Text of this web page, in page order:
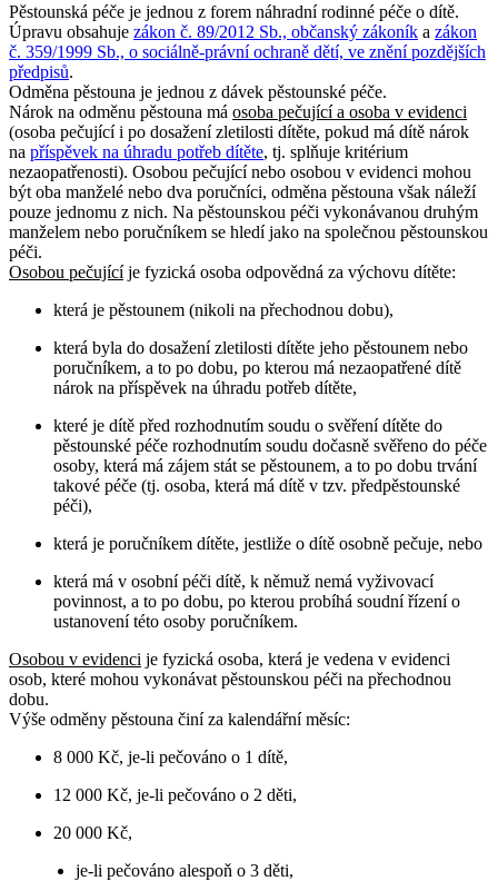
Pěstounská péče je jednou z forem náhradní rodinné péče o dítě.
Úpravu obsahuje zákon č. 89/2012 Sb., občanský zákoník a zákon
č. 359/1999 Sb., o sociálně-právní ochraně dětí, ve znění pozdějších
předpisů.
Odměna pěstouna je jednou z dávek pěstounské péče.
Nárok na odměnu pěstouna má osoba pečující a osoba v evidenci
(osoba pečující i po dosažení zletilosti dítěte, pokud má dítě nárok
na příspěvek na úhradu potřeb dítěte, tj. splňuje kritérium
nezaopatřenosti). Osobou pečující nebo osobou v evidenci mohou
být oba manželé nebo dva poručníci, odměna pěstouna však náleží
pouze jednomu z nich. Na pěstounskou péči vykonávanou druhým
manželem nebo poručníkem se hledí jako na společnou pěstounskou
péči.
Osobou pečujícíje fyzická osoba odpovědná za výchovu dítěte:
která je pěstounem (nikoli na přechodnou dobu),
která byla do dosažení zletilosti dítěte jeho pěstounem nebo
poručníkem, a to po dobu, po kterou má nezaopatřené dítě
nárok na příspěvek na úhradu potřeb dítěte,
které je dítě před rozhodnutím soudu o svěření dítěte do
pěstounské péče rozhodnutím soudu dočasně svěřeno do péče
osoby, která má zájem stát se pěstounem, a to po dobu trvání
takové péče (tj. osoba, která má dítě v tzv. předpěstounské
péči),
která je poručníkem dítěte, jestliže o dítě osobně pečuje, nebo
která má v osobní péči dítě, k němuž nemá vyživovací
povinnost, a to po dobu, po kterou probíhá soudní řízení o
ustanovení této osoby poručníkem.
Osobou v evidenci je fyzická osoba, která je vedena v evidenci
osob, které mohou vykonávat pěstounskou péči na přechodnou
dobu.
Výše odměny pěstouna činí za kalendářní měsíc:
8 000 Kč, je-li pečováno o 1 dítě,
12 000 Kč, je-li pečováno o 2 děti,
20 000 Kč,
je-li pečováno alespoň o 3 děti,